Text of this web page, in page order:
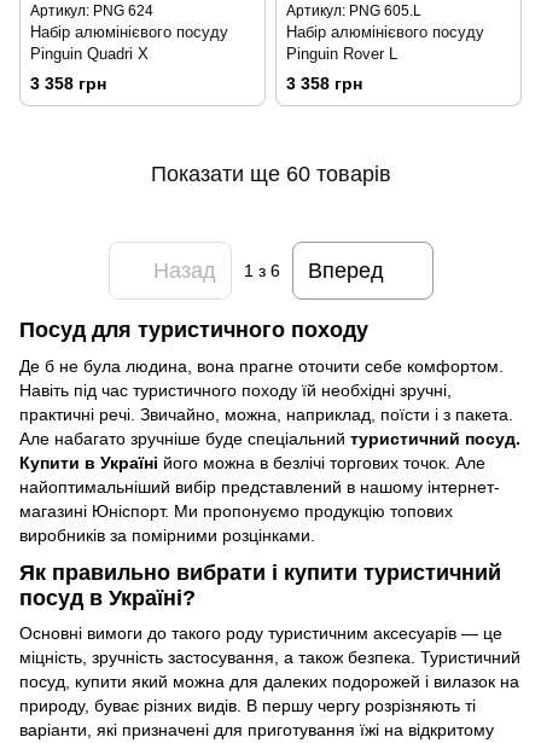
Артикул: PNG 624
Набір алюмінієвого посуду
Pinguin Quadri Х
3 358 грн
Артикул: PNG 605.L
Набір алюмінієвого посуду
Pinguin Rover L
3 358 грн
Показати ще 60 товарів
Назад 1з 6 Вперед
Посуд для туристичного походу
Де б не була людина, вона прагне оточити себе комфортом.
Навіть під час туристичного походу їй необхідні зручні,
практичні речі. Звичайно, можна, наприклад, поїсти і з пакета.
Але набагато зручніше буде спеціальний туристичний посуд.
Купити в Україні його можна в безлічі торгових точок. Але
найоптимальніший вибір представлений в нашому інтернет-
магазині Юніспорт. Ми пропонуємо продукцію топових
виробників за помірними розцінками.
Як правильно вибрати і купити туристичний
посуд в Україні?
Основні вимоги до такого роду туристичним аксесуарів — це
міцність, зручність застосування, а також безпека. Туристичний
посуд, купити який можна для далеких подорожей і вилазок на
природу, буває різних видів. В першу чергу розрізняють ті
варіанти, які призначені для приготування їжі на відкритому